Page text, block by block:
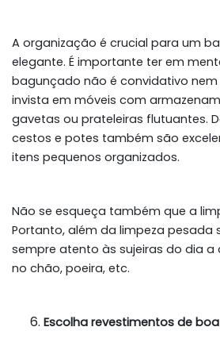
A organização é crucial para um
elegante. É importante ter em
bagunçado não é convidativo nem
invista em móveis com
gavetas ou prateleiras flutuantes.
cestos e potes também são
itens pequenos organizados.
Não se esqueça também que a
Portanto, além da limpeza pesada
sempre atento às sujeiras do dia a
no chão, poeira, etc.
Escolha revestimentos de